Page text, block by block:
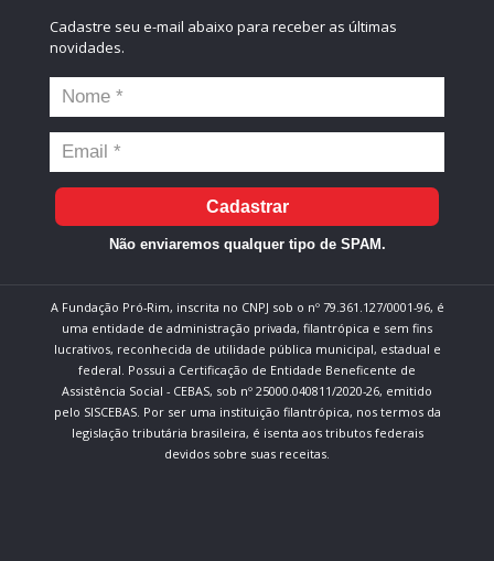
Cadastre seu e-mail abaixo para receber as últimas
novidades.
Cadastrar
Não enviaremos qualquer tipo de SPAM.
A Fundação Pró-Rim, inscrita no CNPJ sob o nº 79.361.127/0001-96, é
uma entidade de administração privada, filantrópica e sem fins
lucrativos, reconhecida de utilidade pública municipal, estadual e
federal. Possui a Certificação de Entidade Beneficente de
Assistência Social - CEBAS, sob nº 25000.040811/2020-26, emitido
pelo SISCEBAS. Por ser uma instituição filantrópica, nos termos da
legislação tributária brasileira, é isenta aos tributos federais
devidos sobre suas receitas.